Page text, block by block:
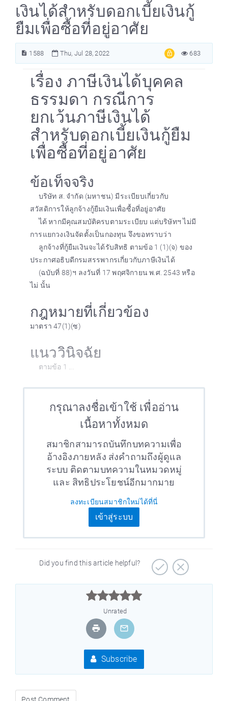
เงินได้สำหรับดอกเบี้ยเงินกู้
ยืมเพื่อซื้อที่อยู่อาศัย
1588 Thu, Jul 28, 2022 683
เรื่อง ภาษีเงินได้บุคคล
ธรรมดา กรณีการ
ยกเว้นภาษีเงินได้
สำหรับดอกเบี้ยเงินกู้ยืม
เพื่อซื้อที่อยู่อาศัย
ข้อเท็จจริง
บริษัท ส. จำกัด (มหาชน) มีระเบียบเกี่ยวกับ
สวัสดิการให้ลูกจ้างกู้ยืมเงินเพื่อซื้อที่อยู่อาศัย
ได้ หากมีคุณสมบัติครบตามระเบียบ แต่บริษัทฯ ไม่มี
การแยกวงเงินจัดตั้งเป็นกองทุน จึงขอทราบว่า
ลูกจ้างที่กู้ยืมเงินจะได้รับสิทธิ ตามข้อ 1 (1)(จ) ของ
ประกาศอธิบดีกรมสรรพากรเกี่ยวกับภาษีเงินได้
(ฉบับที่ 88)ฯ ลงวันที่ 17 พฤศจิกายน พ.ศ. 2543 หรือ
ไม่ นั้น
กฎหมายที่เกี่ยวข้อง
มาตรา 47(1)(ซ)
แนววินิจฉัย
ตามข้อ 1 ...
กรุณาลงชื่อเข้าใช้ เพื่ออ่าน
เนื้อหาทั้งหมด
สมาชิกสามารถบันทึกบทความเพื่อ
อ้างอิงภายหลัง ส่งคำถามถึงผู้ดูแล
ระบบ ติดตามบทความในหมวดหมู่
และ สิทธิประโยชน์อีกมากมาย
ลงทะเบียนสมาชิกใหม่ได้ที่นี่
เข้าสู่ระบบ
Did you find this article helpful?



Unrated
Subscribe